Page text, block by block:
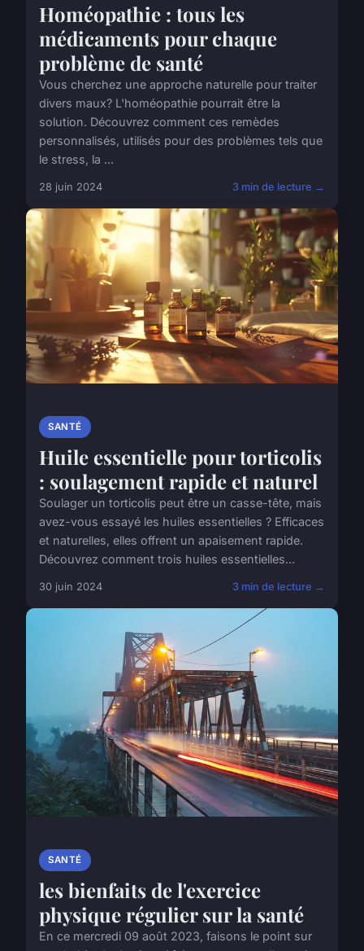
Homéopathie : tous les
médicaments pour chaque
problème de santé
Vous cherchez une approche naturelle pour traiter
divers maux? L'homéopathie pourrait être la
solution. Découvrez comment ces remèdes
personnalisés, utilisés pour des problèmes tels que
le stress, la ...
28 juin 2024 3 min de lecture →
SANTÉ
Huile essentielle pour torticolis
: soulagement rapide et naturel
Soulager un torticolis peut être un casse-tête, mais
avez-vous essayé les huiles essentielles ? Efficaces
et naturelles, elles offrent un apaisement rapide.
Découvrez comment trois huiles essentielles...
30 juin 2024 3 min de lecture →
SANTÉ
les bienfaits de l'exercice
physique régulier sur la santé
En ce mercredi 09 août 2023, faisons le point sur